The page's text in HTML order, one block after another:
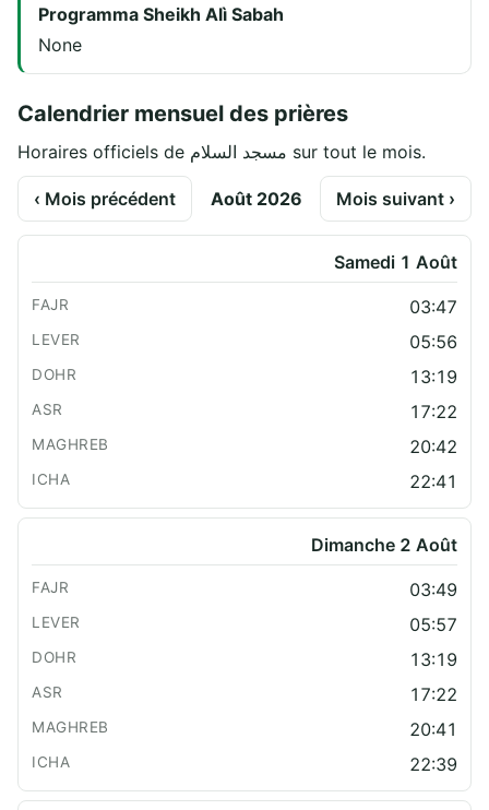
Programma Sheikh Alì Sabah
None
Calendrier mensuel des prières
Horaires officiels de مسجد السلام sur tout le mois.
‹ Mois précédent Août 2026 Mois suivant ›
Samedi 1 Août
03:47
05:56
13:19
17:22
20:42
22:41
Dimanche 2 Août
03:49
05:57
13:19
17:22
20:41
22:39